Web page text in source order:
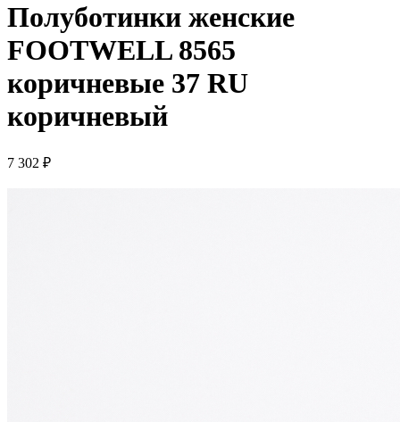
Полуботинки женские
FOOTWELL 8565
коричневые 37 RU
коричневый
7 302 ₽